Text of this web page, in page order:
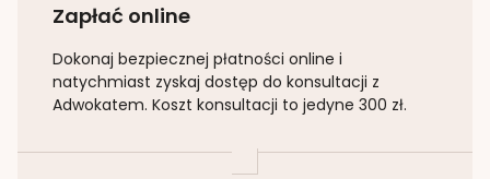
Zapłać online
Dokonaj bezpiecznej płatności online i
natychmiast zyskaj dostęp do konsultacji z
Adwokatem. Koszt konsultacji to jedyne 300 zł.